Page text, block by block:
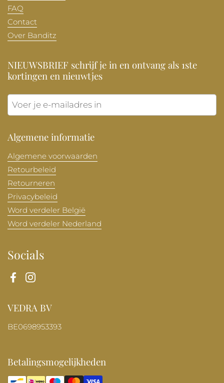
FAQ
Contact
Over Banditz
NIEUWSBRIEF schrijf je in en ontvang als 1ste
kortingen en nieuwtjes
Algemene informatie
Algemene voorwaarden
Retourbeleid
Retourneren
Privacybeleid
Word verdeler België
Word verdeler Nederland
Socials
FacebookInstagram
VEDRA BV
BE0698953393
Betalingsmogelijkheden